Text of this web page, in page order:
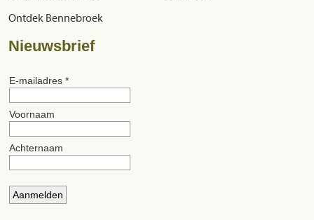
Ontdek Bennebroek
Nieuwsbrief